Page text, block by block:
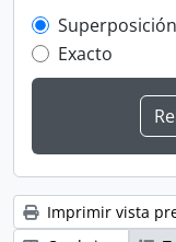
Superposición
Exacto
Imprimir vista